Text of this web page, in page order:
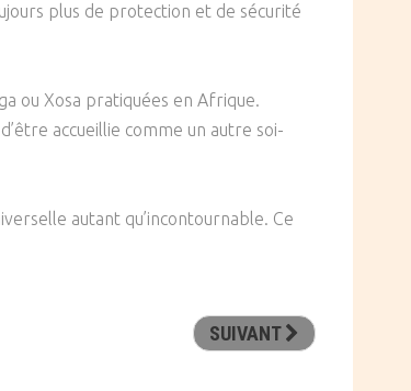
plus de protection et de sécurité
ou Xosa pratiquées en Afrique.
accueillie comme un autre soi-
autant qu’incontournable. Ce
SUIVANT